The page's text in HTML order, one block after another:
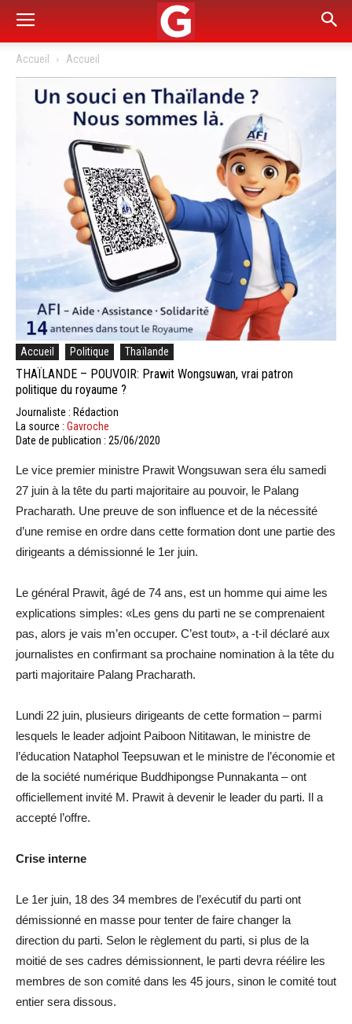
Accueil Accueil
Accueil Politique Thaïlande
THAÏLANDE – POUVOIR: Prawit Wongsuwan, vrai patron
politique du royaume ?
Journaliste : Rédaction
La source : Gavroche
Date de publication : 25/06/2020
Le vice premier ministre Prawit Wongsuwan sera élu samedi
27 juin à la tête du parti majoritaire au pouvoir, le Palang
Pracharath. Une preuve de son influence et de la nécessité
d’une remise en ordre dans cette formation dont une partie des
dirigeants a démissionné le 1er juin.
Le général Prawit, âgé de 74 ans, est un homme qui aime les
explications simples: «Les gens du parti ne se comprenaient
pas, alors je vais m’en occuper. C’est tout», a -t-il déclaré aux
journalistes en confirmant sa prochaine nomination à la tête du
parti majoritaire Palang Pracharath.
Lundi 22 juin, plusieurs dirigeants de cette formation – parmi
lesquels le leader adjoint Paiboon Nititawan, le ministre de
l’éducation Nataphol Teepsuwan et le ministre de l’économie et
de la société numérique Buddhipongse Punnakanta – ont
officiellement invité M. Prawit à devenir le leader du parti. Il a
accepté l’offre.
Crise interne
Le 1er juin, 18 des 34 membres de l’exécutif du parti ont
démissionné en masse pour tenter de faire changer la
direction du parti. Selon le règlement du parti, si plus de la
moitié de ses cadres démissionnent, le parti devra réélire les
membres de son comité dans les 45 jours, sinon le comité tout
entier sera dissous.